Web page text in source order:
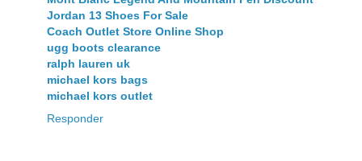
Jordan 13 Shoes For Sale
Coach Outlet Store Online Shop
ugg boots clearance
ralph lauren uk
michael kors bags
michael kors outlet
Responder